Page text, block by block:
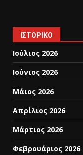
ΙΣΤΟΡΙΚΌ
Ιούλιος 2026
Ιούνιος 2026
Μάιος 2026
Απρίλιος 2026
Μάρτιος 2026
Φεβρουάριος 2026